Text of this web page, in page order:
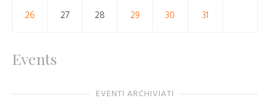
26 27 28 29 30 31
Events
EVENTI ARCHIVIATI